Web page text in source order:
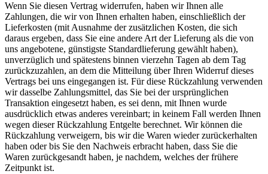
Wenn Sie diesen Vertrag widerrufen, haben wir Ihnen alle
Zahlungen, die wir von Ihnen erhalten haben, einschließlich der
Lieferkosten (mit Ausnahme der zusätzlichen Kosten, die sich
daraus ergeben, dass Sie eine andere Art der Lieferung als die von
uns angebotene, günstigste Standardlieferung gewählt haben),
unverzüglich und spätestens binnen vierzehn Tagen ab dem Tag
zurückzuzahlen, an dem die Mitteilung über Ihren Widerruf dieses
Vertrags bei uns eingegangen ist. Für diese Rückzahlung verwenden
wir dasselbe Zahlungsmittel, das Sie bei der ursprünglichen
Transaktion eingesetzt haben, es sei denn, mit Ihnen wurde
ausdrücklich etwas anderes vereinbart; in keinem Fall werden Ihnen
wegen dieser Rückzahlung Entgelte berechnet. Wir können die
Rückzahlung verweigern, bis wir die Waren wieder zurückerhalten
haben oder bis Sie den Nachweis erbracht haben, dass Sie die
Waren zurückgesandt haben, je nachdem, welches der frühere
Zeitpunkt ist.